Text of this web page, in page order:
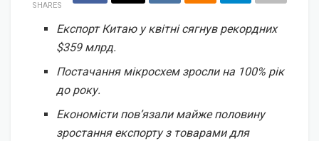
SHARES
Експорт Китаю у квітні сягнув рекордних
$359 млрд.
Постачання мікросхем зросли на 100% рік
до року.
Економісти пов’язали майже половину
зростання експорту з товарами для